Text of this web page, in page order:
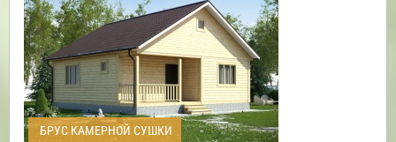
БРУС КАМЕРНОЙ СУШКИ